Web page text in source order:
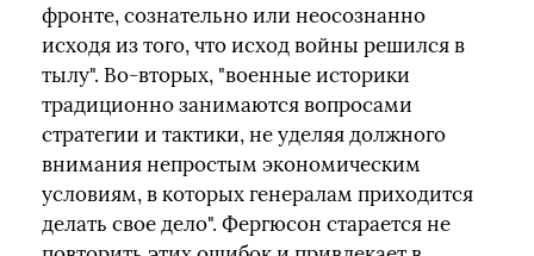
фронте, сознательно или неосознанно
исходя из того, что исход войны решился в
тылу". Во-вторых, "военные историки
традиционно занимаются вопросами
стратегии и тактики, не уделяя должного
внимания непростым экономическим
условиям, в которых генералам приходится
делать свое дело". Фергюсон старается не